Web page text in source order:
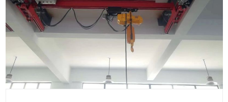
定式和小车式两类。固定式按固定支脚在上、下、左、右位置
不同又分为A1、A2、A3、A4四种型式，可直接安装在构架上
使用，小车式具有运行功能，可安装在轨道上使用。CD1型为
单速起升，MD1为常速和慢速两档起升。